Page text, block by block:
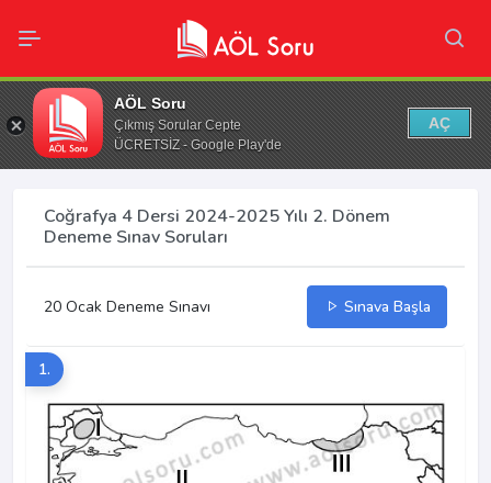
AÖL Soru
Çıkmış Sorular Cepte
ÜCRETSİZ - Google Play'de
AÇ
Coğrafya 4 Dersi 2024-2025 Yılı 2. Dönem
Deneme Sınav Soruları
20 Ocak Deneme Sınavı Sınava Başla
1.